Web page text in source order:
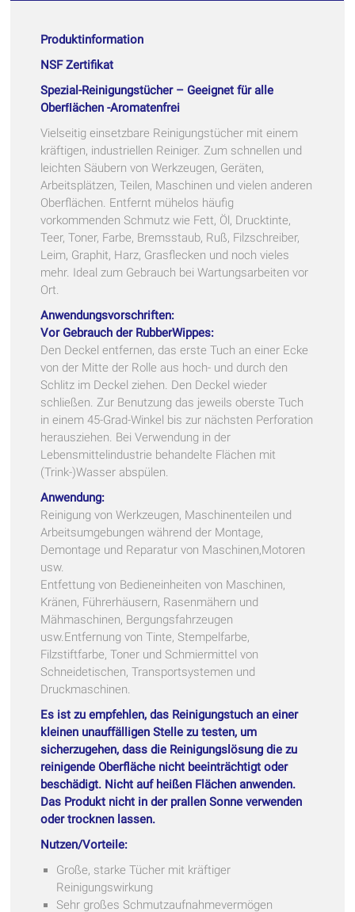
Produktinformation
NSF Zertifikat
Spezial-Reinigungstücher – Geeignet für alle
Oberﬂächen -Aromatenfrei
Vielseitig einsetzbare Reinigungstücher mit einem
kräftigen, industriellen Reiniger. Zum schnellen und
leichten Säubern von Werkzeugen, Geräten,
Arbeitsplätzen, Teilen, Maschinen und vielen anderen
Oberflächen. Entfernt mühelos häufig
vorkommenden Schmutz wie Fett, Öl, Drucktinte,
Teer, Toner, Farbe, Bremsstaub, Ruß, Filzschreiber,
Leim, Graphit, Harz, Grasflecken und noch vieles
mehr. Ideal zum Gebrauch bei Wartungsarbeiten vor
Ort.
Anwendungsvorschriften:
Vor Gebrauch der RubberWippes:
Den Deckel entfernen, das erste Tuch an einer Ecke
von der Mitte der Rolle aus hoch- und durch den
Schlitz im Deckel ziehen. Den Deckel wieder
schließen. Zur Benutzung das jeweils oberste Tuch
in einem 45-Grad-Winkel bis zur nächsten Perforation
herausziehen. Bei Verwendung in der
Lebensmittelindustrie behandelte Flächen mit
(Trink-)Wasser abspülen.
Anwendung:
Reinigung von Werkzeugen, Maschinenteilen und
Arbeitsumgebungen während der Montage,
Demontage und Reparatur von Maschinen,Motoren
usw.
Entfettung von Bedieneinheiten von Maschinen,
Kränen, Führerhäusern, Rasenmähern und
Mähmaschinen, Bergungsfahrzeugen
usw.Entfernung von Tinte, Stempelfarbe,
Filzstiftfarbe, Toner und Schmiermittel von
Schneidetischen, Transportsystemen und
Druckmaschinen.
Es ist zu empfehlen, das Reinigungstuch an einer
kleinen unauffälligen Stelle zu testen, um
sicherzugehen, dass die Reinigungslösung die zu
reinigende Oberfläche nicht beeinträchtigt oder
beschädigt. Nicht auf heißen Flächen anwenden.
Das Produkt nicht in der prallen Sonne verwenden
oder trocknen lassen.
Nutzen/Vorteile:
Große, starke Tücher mit kräftiger
Reinigungswirkung
Sehr großes Schmutzaufnahmevermögen